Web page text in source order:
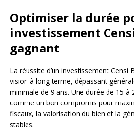
Optimiser la durée
investissement
gagnant
La réussite d’un investissement Censi
vision à long terme, dépassant
minimale de 9 ans. Une durée de 15 à
comme un bon compromis pour
fiscaux, la valorisation du bien et la
stables.